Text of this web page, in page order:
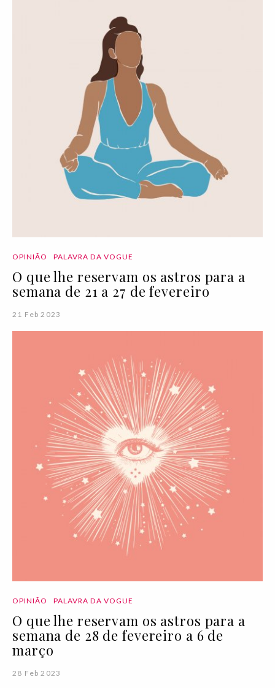
OPINIÃO PALAVRA DA VOGUE
O que lhe reservam os astros para a
semana de 21 a 27 de fevereiro
21 Feb 2023
OPINIÃO PALAVRA DA VOGUE
O que lhe reservam os astros para a
semana de 28 de fevereiro a 6 de
março
28 Feb 2023